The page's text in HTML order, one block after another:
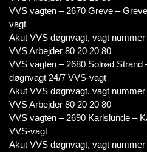
VVS vagten – 2670 Greve –
vagt
Akut VVS døgnvagt, vagt
VVS Arbejder 80 20 20 80
VVS vagten – 2680 Solrød Strand
døgnvagt 24/7 VVS-vagt
Akut VVS døgnvagt, vagt
VVS Arbejder 80 20 20 80
VVS vagten – 2690 Karlslunde –
VVS-vagt
Akut VVS døgnvagt, vagt